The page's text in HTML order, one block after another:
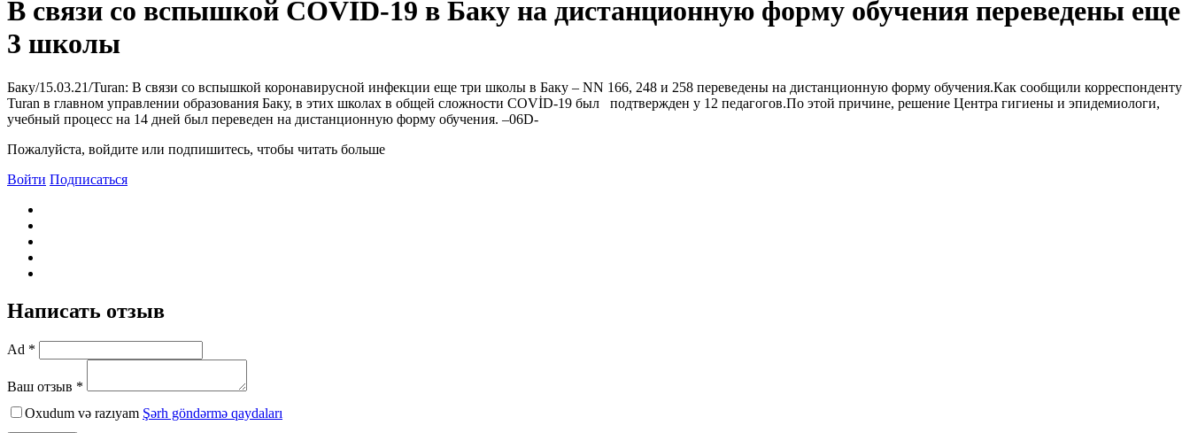
В связи со вспышкой COVİD-19 в Баку на дистанционную форму обучения переведены еще
3 школы
Баку/15.03.21/Turan: В связи со вспышкой коронавирусной инфекции еще три школы в Баку – NN 166, 248 и 258 переведены на дистанционную форму обучения.Как сообщили корреспонденту
Turan в главном управлении образования Баку, в этих школах в общей сложности COVİD-19 был подтвержден у 12 педагогов.По этой причине, решение Центра гигиены и эпидемиологи,
учебный процесс на 14 дней был переведен на дистанционную форму обучения. –06D-
Пожалуйста, войдите или подпишитесь, чтобы читать больше
Войти Подписаться
Написать отзыв
Ad *
Ваш отзыв *
Oxudum və razıyam Şərh göndərmə qaydaları